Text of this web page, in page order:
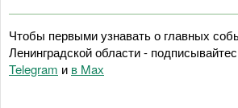
Чтобы первыми узнавать о главных
Ленинградской области -
Telegram и в Maх